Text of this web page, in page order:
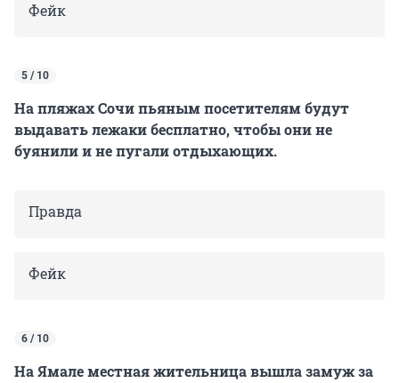
Фейк
5 / 10
На пляжах Сочи пьяным посетителям будут
выдавать лежаки бесплатно, чтобы они не
буянили и не пугали отдыхающих.
Правда
Фейк
6 / 10
На Ямале местная жительница вышла замуж за